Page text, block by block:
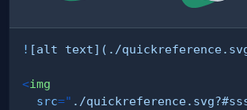
! [alt text]( ./
<img
src=" ./